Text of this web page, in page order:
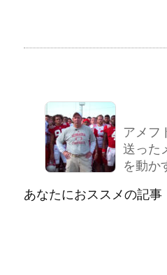
アメフ
送った
を動か
あなたにおススメの記事